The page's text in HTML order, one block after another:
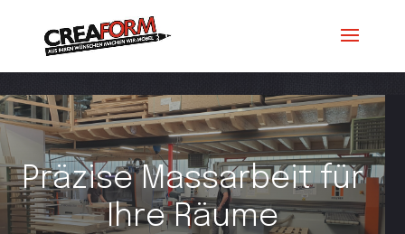
Präzise Massarbeit für
Ihre Räume